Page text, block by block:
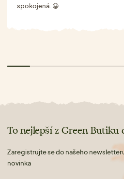
spokojená. 😀
To nejlepší z Green Butiku
Zaregistrujte se do našeho
novinka